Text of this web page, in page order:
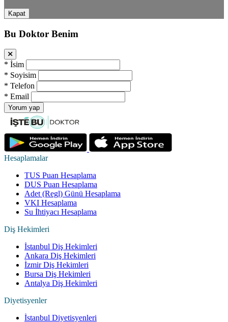
Kapat
Bu Doktor Benim
* İsim
* Soyisim
* Telefon
* Email
Yorum yap
Hesaplamalar
TUS Puan Hesaplama
DUS Puan Hesaplama
Adet (Regl) Günü Hesaplama
VKI Hesaplama
Su İhtiyacı Hesaplama
Diş Hekimleri
İstanbul Diş Hekimleri
Ankara Diş Hekimleri
İzmir Diş Hekimleri
Bursa Diş Hekimleri
Antalya Diş Hekimleri
Diyetisyenler
İstanbul Diyetisyenleri